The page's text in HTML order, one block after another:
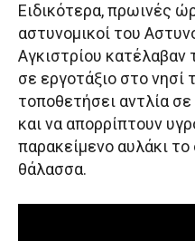
Ειδικότερα, πρωινές
αστυνομικοί του
Αγκιστρίου κατέλαβαν
σε εργοτάξιο στο νησί
τοποθετήσει αντλία
και να απορρίπτουν
παρακείμενο αυλάκι
θάλασσα.